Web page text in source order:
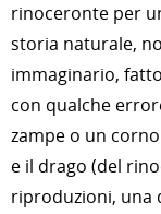
rinoceronte per
storia naturale,
immaginario,
con qualche
zampe o un
e il drago (del
riproduzioni, una